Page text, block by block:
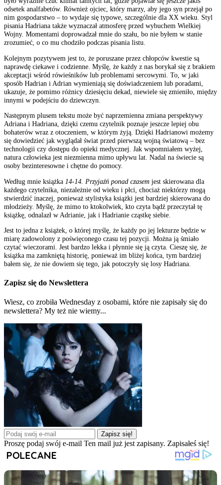
odsetek analfabetów. Również ojciec, który marzy, aby jego syn przejął po
nim gospodarstwo – to wydaje się typowe, szczególnie dla XX wieku. Styl
pisania Hadriana także wyznaczał atmosferę przed wybuchem Wielkiej
Wojny. Momentami doprowadzał mnie do szału, bo nie byłem w stanie
zrozumieć, o co mu chodziło podczas pisania listu.
Kolejnym pozytywem jest to, że poruszane przez chłopców kwestie są
naprawdę ciekawe i codzienne. Myślę, że każdy z nas borykał się z brakiem
akceptacji wśród rówieśników lub problemami sercowymi. To, w jaki
sposób Hadrian i Adrian wymieniają się doświadczeniem lub poradami,
ukazuje, że pomimo różnicy dziesięciu dekad, niewiele się zmieniło, między
innymi w podejściu do dziewczyn.
Następnym plusem tekstu może być naprzemienna zmiana perspektywy
Adriana i Hadriana, dzięki czemu czytelnik poznaje jeszcze lepiej obu
bohaterów wraz z otoczeniem, w którym żyją. Dzięki Hadrianowi możemy
się dowiedzieć jak wyglądał świat przed pierwszą wojną światową – bez
technologii czy dostępu do opieki medycznej. Jak wspomniałem wyżej,
natura człowieka jest niezmienna mimo upływu lat. Nadal na świecie są
osoby bezinteresowne i chętne do pomocy.
Według mnie książka 14-14. Przyjaźń ponad czasem jest skierowana dla
każdego czytelnika, niezależnie od wieku i płci, chociaż niektórzy mogą
stwierdzić inaczej, ponieważ stylistyka książki jest bardziej skierowana do
młodzieży. Myślę, że mimo to ktokolwiek, kto czyta bądź przeczytał tę
książkę, odnalazł w Adrianie, jak i Hadrianie cząstkę siebie.
Jest to jedna z książek, o której myślę, że każdy po jej lekturze będzie w
miarę zadowolony z poświęconego czasu tej pozycji. Można ją śmiało
czytać wieczorami. Jest bardzo lekka i płynnie się ją czyta. Cieszę się, że
książka ma zamkniętą historię, ponieważ im bliżej końca, tym bardziej
bałem się, że nie dowiem się tego, jak potoczyły się losy Hadriana.
Zapisz się do Newslettera
Wiesz, co zrobiła Wednesday z osobami, które nie zapisały się do
newslettera? My też nie wiemy...
Zapisz się!
Proszę podaj swój e-mail Ten mail już jest zapisany. Zapisałeś się!